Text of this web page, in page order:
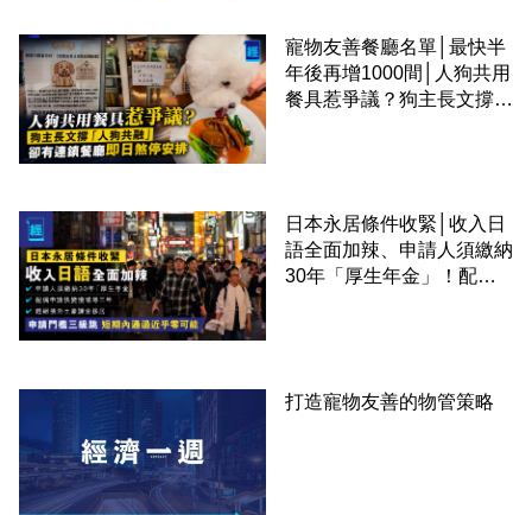
寵物友善餐廳名單│最快半
年後再增1000間│人狗共用
餐具惹爭議？狗主長文撐
日本永居條件收緊│收入日
語全面加辣、申請人須繳納
30年「厚生年金」！配偶
打造寵物友善的物管策略